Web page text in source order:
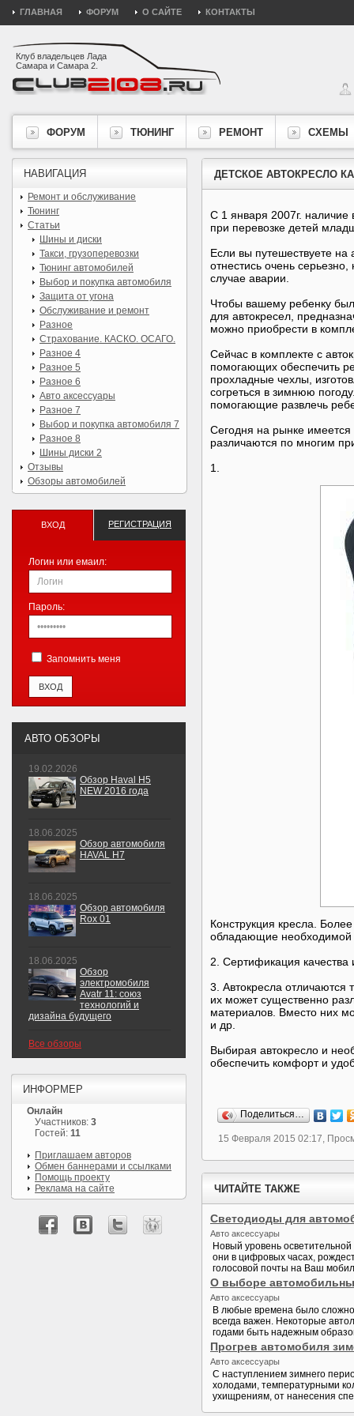
ГЛАВНАЯ ФОРУМ О САЙТЕ КОНТАКТЫ
Клуб владельцев Лада
Самара и Самара 2.
ФОРУМ ТЮНИНГ РЕМОНТ СХЕМЫ
ДЕТСКОЕ АВТОКРЕСЛО
С 1 января 2007г. наличие
при перевозке детей
Если вы путешествуете на
отнестись очень
случае аварии.
Чтобы вашему ребенку
для автокресел,
можно приобрести в
Сейчас в комплекте с
помогающих обеспечить
прохладные чехлы,
согреться в зимнюю
помогающие развлечь
Сегодня на рынке имеется
различаются по многим
1.
Конструкция кресла.
обладающие необходимой
2. Сертификация качества
3. Автокресла отличаются
их может существенно
материалов. Вместо них
и др.
Выбирая автокресло и
обеспечить комфорт и
Поделиться…
15 Февраля 2015 02:17,
ЧИТАЙТЕ ТАКЖЕ
Светодиоды для
Авто аксессуары
Новый уровень
они в цифровых часах,
голосовой почты на Ваш
О выборе
Авто аксессуары
В любые времена было
всегда важен. Некоторые
годами быть надежным
Прогрев автомобиля
Авто аксессуары
С наступлением зимнего
холодами, температурными
ухищрениям, от нанесения
НАВИГАЦИЯ
Ремонт и обслуживание
Тюнинг
Статьи
Шины и диски
Такси, грузоперевозки
Тюнинг автомобилей
Выбор и покупка автомобиля
Защита от угона
Обслуживание и ремонт
Разное
Страхование. КАСКО. ОСАГО.
Разное 4
Разное 5
Разное 6
Авто аксессуары
Разное 7
Выбор и покупка автомобиля 7
Разное 8
Шины диски 2
Отзывы
Обзоры автомобилей
ВХОД РЕГИСТРАЦИЯ
Логин или емаил:
Пароль:
Запомнить меня
АВТО ОБЗОРЫ
19.02.2026
Обзор Haval H5
NEW 2016 года
18.06.2025
Обзор автомобиля
HAVAL H7
18.06.2025
Обзор автомобиля
Rox 01
18.06.2025
Обзор
электромобиля
Avatr 11: союз
технологий и
дизайна будущего
Все обзоры
ИНФОРМЕР
Онлайн
Участников: 3
Гостей: 11
Приглашаем авторов
Обмен баннерами и ссылками
Помощь проекту
Реклама на сайте